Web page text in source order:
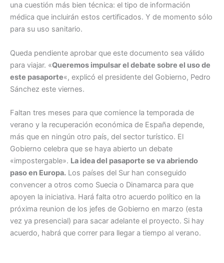
una cuestión más bien técnica: el tipo de información
médica que incluirán estos certificados. Y de momento sólo
para su uso sanitario.
Queda pendiente aprobar que este documento sea válido
para viajar. «Queremos impulsar el debate sobre el uso de
este pasaporte«, explicó el presidente del Gobierno, Pedro
Sánchez este viernes.
Faltan tres meses para que comience la temporada de
verano y la recuperación económica de España depende,
más que en ningún otro país, del sector turístico. El
Gobierno celebra que se haya abierto un debate
«impostergable». La idea del pasaporte se va abriendo
paso en Europa. Los países del Sur han conseguido
convencer a otros como Suecia o Dinamarca para que
apoyen la iniciativa. Hará falta otro acuerdo político en la
próxima reunion de los jefes de Gobierno en marzo (esta
vez ya presencial) para sacar adelante el proyecto. Si hay
acuerdo, habrá que correr para llegar a tiempo al verano.